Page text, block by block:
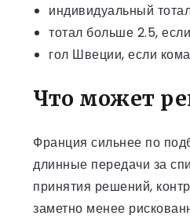
индивидуальный
тотал больше 2.5,
гол Швеции, если
Что может
Франция сильнее по
длинные передачи за
принятия решений,
заметно менее